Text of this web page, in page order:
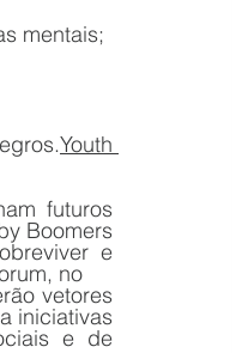
mentais;
Youth
futuros
Boomers
e
no
vetores
iniciativas
e de